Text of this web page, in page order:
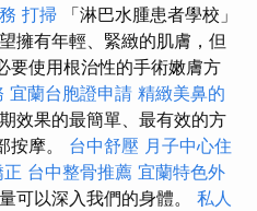
打掃 「淋巴水腫患者學校」
擁有年輕、緊緻的肌膚，但
要使用根治性的手術嫩膚方
宜蘭台胞證申請 精緻美鼻的
效果的最簡單、最有效的方
按摩。 台中舒壓 月子中心住
台中整骨推薦 宜蘭特色外
可以深入我們的身體。 私人